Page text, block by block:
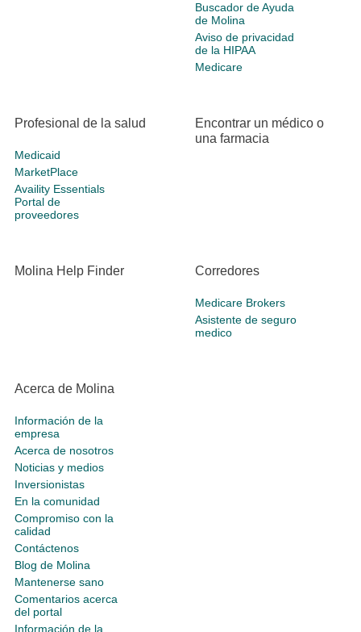
Buscador de Ayuda
de Molina
Aviso de privacidad
de la HIPAA
Medicare
Profesional de la salud
Medicaid
MarketPlace
Availity Essentials
Portal de
proveedores
Encontrar un médico o
una farmacia
Molina Help Finder Corredores
Medicare Brokers
Asistente de seguro
medico
Acerca de Molina
Información de la
empresa
Acerca de nosotros
Noticias y medios
Inversionistas
En la comunidad
Compromiso con la
calidad
Contáctenos
Blog de Molina
Mantenerse sano
Comentarios acerca
del portal
Información de la